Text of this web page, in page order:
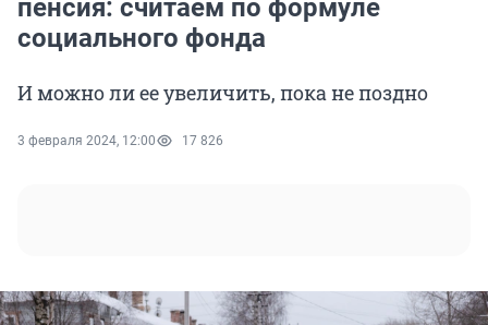
пенсия: считаем по формуле
социального фонда
И можно ли ее увеличить, пока не поздно
3 февраля 2024, 12:00 17 826